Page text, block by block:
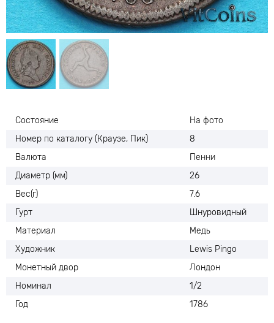
Состояние
На фото
Номер по каталогу (Краузе, Пик)
8
Валюта
Пенни
Диаметр (мм)
26
Вес(г)
7.6
Гурт
Шнуровидный
Материал
Медь
Художник
Lewis Pingo
Монетный двор
Лондон
Номинал
1/2
Год
1786